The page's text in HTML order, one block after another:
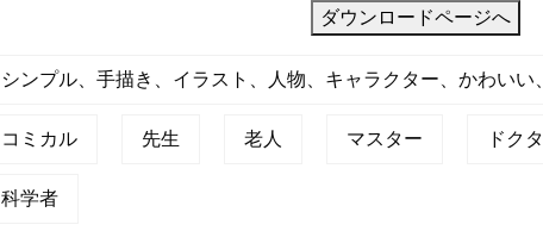
髪
の
口
ダウンロードページへ
シンプル、手描き、イラスト、人物、キャラクター、かわいい、
コミカル 先生 老人 マスター ドク
科学者